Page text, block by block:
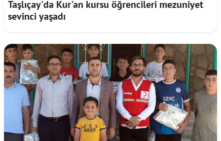
Taşlıçay'da Kur'an kursu öğrencileri mezuniyet
sevinci yaşadı